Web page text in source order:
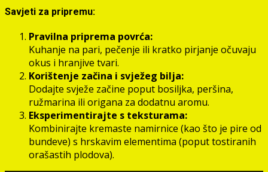
Savjeti za pripremu:
Pravilna priprema povrća:
Kuhanje na pari, pečenje ili kratko pirjanje očuvaju
okus i hranjive tvari.
Korištenje začina i svježeg bilja:
Dodajte svježe začine poput bosiljka, peršina,
ružmarina ili origana za dodatnu aromu.
Eksperimentirajte s teksturama:
Kombinirajte kremaste namirnice (kao što je pire od
bundeve) s hrskavim elementima (poput tostiranih
orašastih plodova).